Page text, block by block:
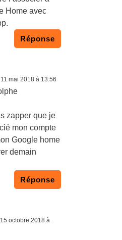
Home avec
Réponse
mai 2018 à 13:56
zapper que je
mon compte
Google home
demain
Réponse
octobre 2018 à